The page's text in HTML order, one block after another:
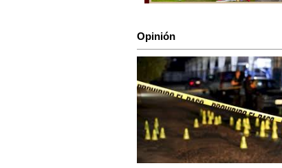
Opinión